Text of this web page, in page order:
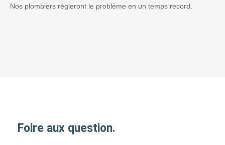
Nos plombiers régleront le problème en un temps record.
Foire aux question.